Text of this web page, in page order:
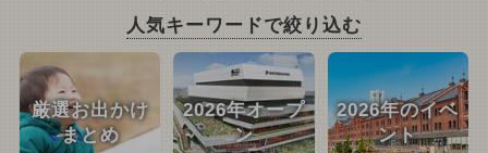
人気キーワードで絞り込む
厳選お出かけ
まとめ
2026年オープ
ン
2026年のイベ
ント